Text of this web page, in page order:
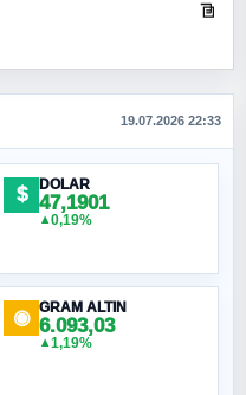
mı, Yeni
mı?
19.07.2026 22:33
$ DOLAR
47,1901
▲0,19%
◉ GRAM ALTIN
6.093,03
▲1,19%